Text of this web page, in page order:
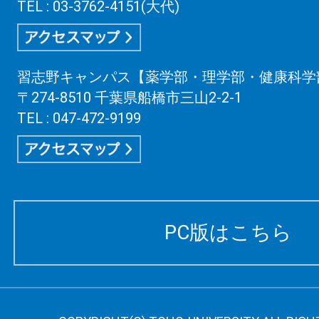
TEL : 03-3762-4151(大代)
習志野キャンパス【薬学部・理学部・健康科
〒274-8510 千葉県船橋市三山2-2-1
TEL : 047-472-9199
PC版はこちら